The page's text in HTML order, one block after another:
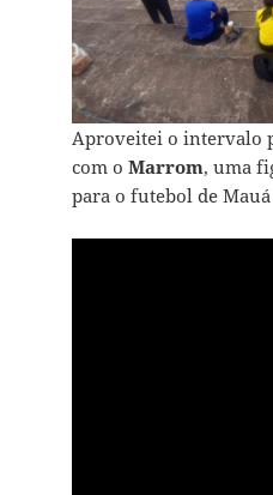
Aproveitei o intervalo
com o Marrom, uma
para o futebol de Mauá